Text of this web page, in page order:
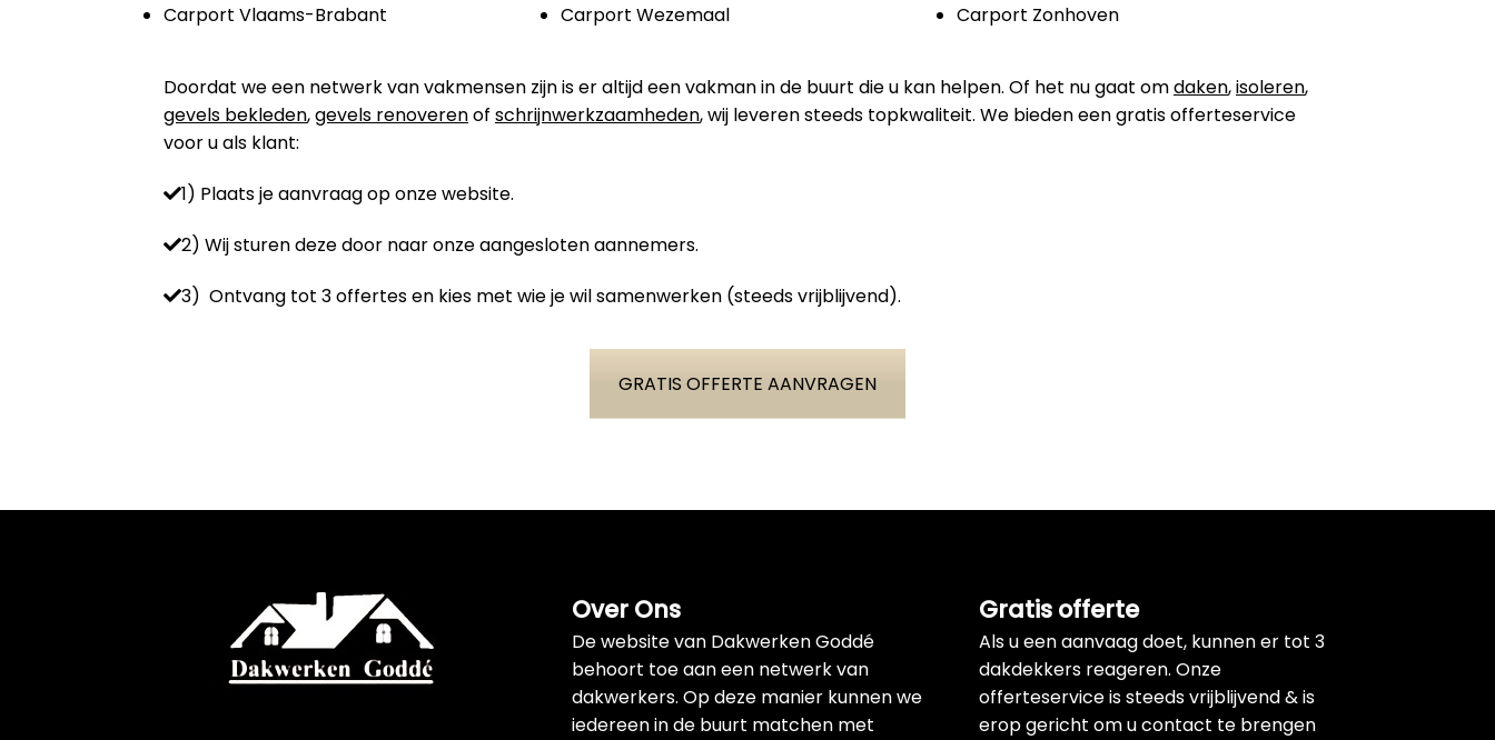
Carport Vlaams-Brabant Carport Wezemaal Carport Zonhoven
Doordat we een netwerk van vakmensen zijn is er altijd een vakman in de buurt die u kan helpen. Of het nu gaat omdaken,isoleren,
gevels bekleden,gevels renoverenof schrijnwerkzaamheden, wij leveren steeds topkwaliteit. We bieden een gratis offerteservice
voor u als klant:
1) Plaats je aanvraag op onze website.
2) Wij sturen deze door naar onze aangesloten aannemers.
3) Ontvang tot 3 offertes en kies met wie je wil samenwerken (steeds vrijblijvend).
GRATIS OFFERTE AANVRAGEN
Over Ons
De website van Dakwerken Goddé
behoort toe aan een netwerk van
dakwerkers. Op deze manier kunnen we
iedereen in de buurt matchen met
Gratis offerte
Als u een aanvaag doet, kunnen er tot 3
dakdekkers reageren. Onze
offerteservice is steeds vrijblijvend & is
erop gericht om u contact te brengen